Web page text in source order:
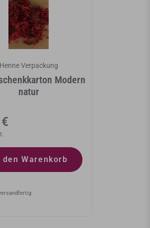
Henne Verpackung
Modern
natur
den Warenkorb